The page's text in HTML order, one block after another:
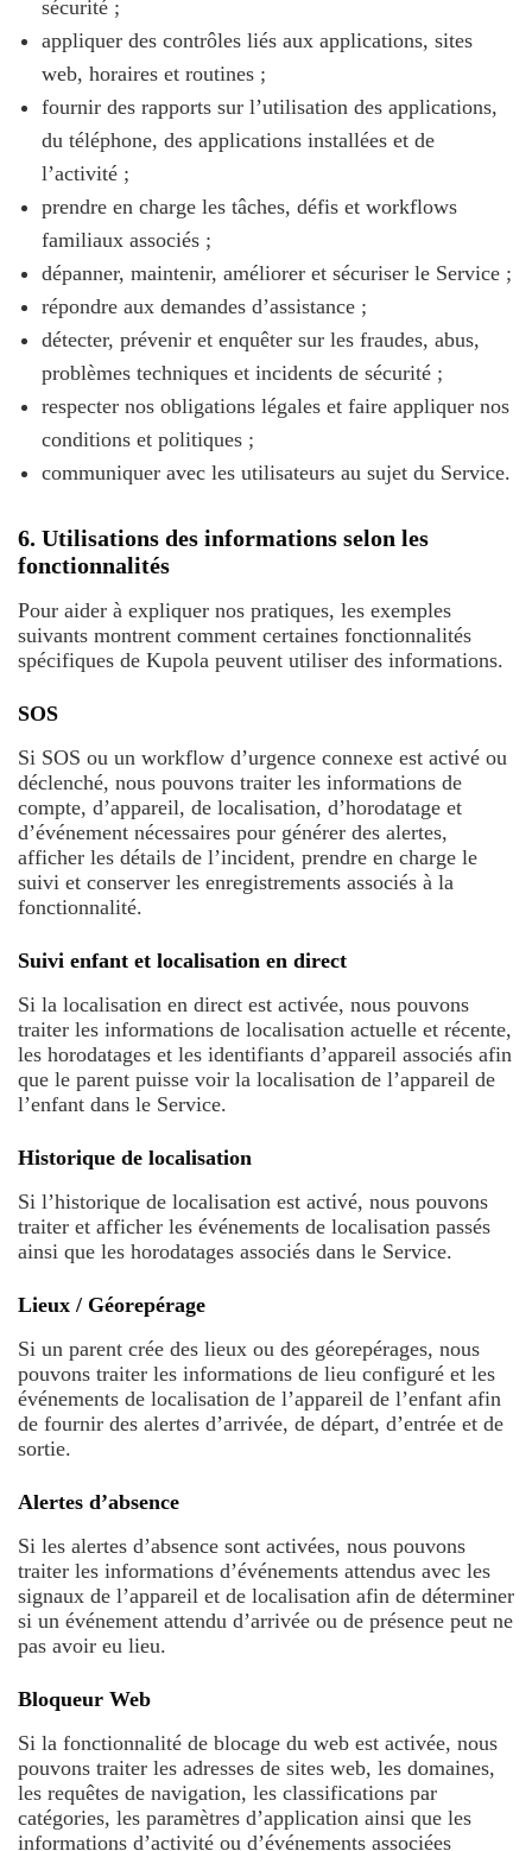
sécurité ;
appliquer des contrôles liés aux applications, sites
web, horaires et routines ;
fournir des rapports sur l’utilisation des applications,
du téléphone, des applications installées et de
l’activité ;
prendre en charge les tâches, défis et workflows
familiaux associés ;
dépanner, maintenir, améliorer et sécuriser le Service ;
répondre aux demandes d’assistance ;
détecter, prévenir et enquêter sur les fraudes, abus,
problèmes techniques et incidents de sécurité ;
respecter nos obligations légales et faire appliquer nos
conditions et politiques ;
communiquer avec les utilisateurs au sujet du Service.
6. Utilisations des informations selon les
fonctionnalités
Pour aider à expliquer nos pratiques, les exemples
suivants montrent comment certaines fonctionnalités
spécifiques de Kupola peuvent utiliser des informations.
SOS
Si SOS ou un workflow d’urgence connexe est activé ou
déclenché, nous pouvons traiter les informations de
compte, d’appareil, de localisation, d’horodatage et
d’événement nécessaires pour générer des alertes,
afficher les détails de l’incident, prendre en charge le
suivi et conserver les enregistrements associés à la
fonctionnalité.
Suivi enfant et localisation en direct
Si la localisation en direct est activée, nous pouvons
traiter les informations de localisation actuelle et récente,
les horodatages et les identifiants d’appareil associés afin
que le parent puisse voir la localisation de l’appareil de
l’enfant dans le Service.
Historique de localisation
Si l’historique de localisation est activé, nous pouvons
traiter et afficher les événements de localisation passés
ainsi que les horodatages associés dans le Service.
Lieux / Géorepérage
Si un parent crée des lieux ou des géorepérages, nous
pouvons traiter les informations de lieu configuré et les
événements de localisation de l’appareil de l’enfant afin
de fournir des alertes d’arrivée, de départ, d’entrée et de
sortie.
Alertes d’absence
Si les alertes d’absence sont activées, nous pouvons
traiter les informations d’événements attendus avec les
signaux de l’appareil et de localisation afin de déterminer
si un événement attendu d’arrivée ou de présence peut ne
pas avoir eu lieu.
Bloqueur Web
Si la fonctionnalité de blocage du web est activée, nous
pouvons traiter les adresses de sites web, les domaines,
les requêtes de navigation, les classifications par
catégories, les paramètres d’application ainsi que les
informations d’activité ou d’événements associées